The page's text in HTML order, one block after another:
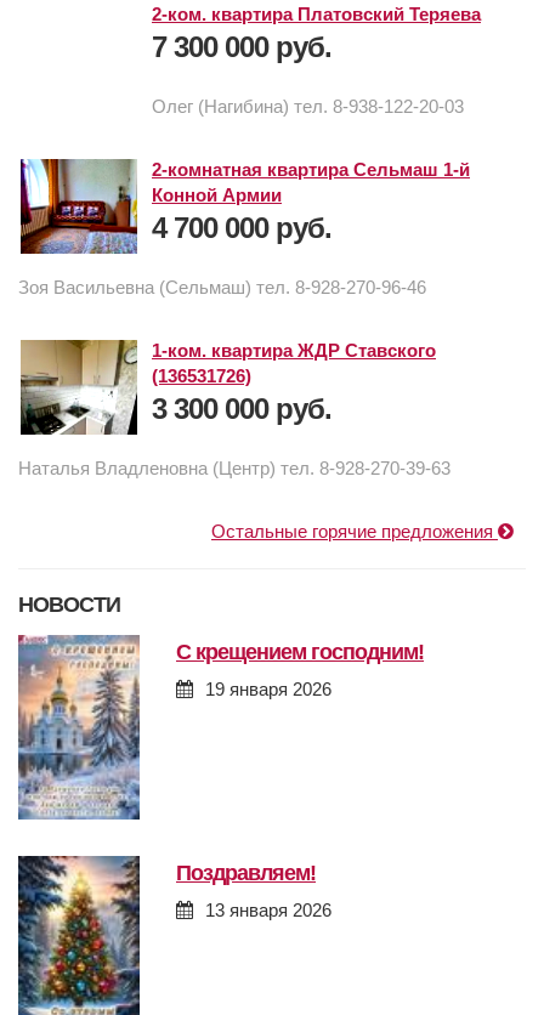
2-ком. квартира Платовский Теряева
7 300 000 руб.
Олег (Нагибина) тел. 8-938-122-20-03
2-комнатная квартира Сельмаш 1-й
Конной Армии
4 700 000 руб.
Зоя Васильевна (Сельмаш) тел. 8-928-270-96-46
1-ком. квартира ЖДР Ставского
(136531726)
3 300 000 руб.
Наталья Владленовна (Центр) тел. 8-928-270-39-63
Остальные горячие предложения
НОВОСТИ
с крещением господним!
19 января 2026
поздравляем!
13 января 2026